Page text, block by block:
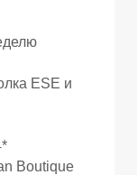
ESE и
Boutique